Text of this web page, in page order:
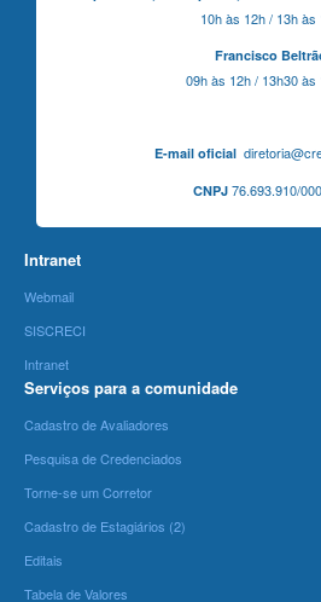
10h às 12h / 13h às
Francisco
09h às 12h / 13h30 às
E-mail oficial
CNPJ76.693.910/
Intranet
Webmail
SISCRECI
Intranet
Serviços para a comunidade
Cadastro de Avaliadores
Pesquisa de Credenciados
Torne-se um Corretor
Cadastro de Estagiários (2)
Editais
Tabela de Valores